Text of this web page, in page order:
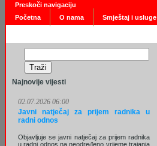
Preskoči navigaciju
Početna
O nama Smještaj i usluge
Najnovije vijesti
02.07.2026 06:00
Javni natječaj za prijem radnika u
radni odnos
Objavljuje se javni natječaj za prijem radnika
u radni odnos na neodređeno vrijeme trajanja